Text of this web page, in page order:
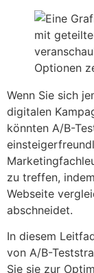
Wenn Sie sich
digitalen
könnten A/B-
zu treffen,
Webseite
abschneidet.
In diesem
von A/B-
Sie sie zur